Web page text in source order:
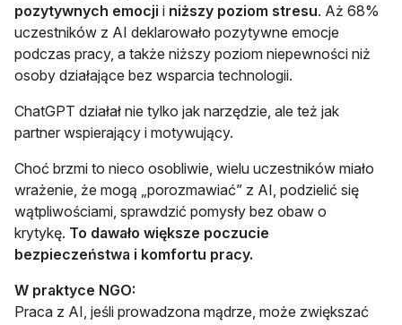
pozytywnych emocji i niższy poziom stresu. Aż 68%
uczestników z AI deklarowało pozytywne emocje
podczas pracy, a także niższy poziom niepewności niż
osoby działające bez wsparcia technologii.
ChatGPT działał nie tylko jak narzędzie, ale też jak
partner wspierający i motywujący.
Choć brzmi to nieco osobliwie, wielu uczestników miało
wrażenie, że mogą „porozmawiać” z AI, podzielić się
wątpliwościami, sprawdzić pomysły bez obaw o
krytykę. To dawało większe poczucie
bezpieczeństwa i komfortu pracy.
W praktyce NGO:
Praca z AI, jeśli prowadzona mądrze, może zwiększać